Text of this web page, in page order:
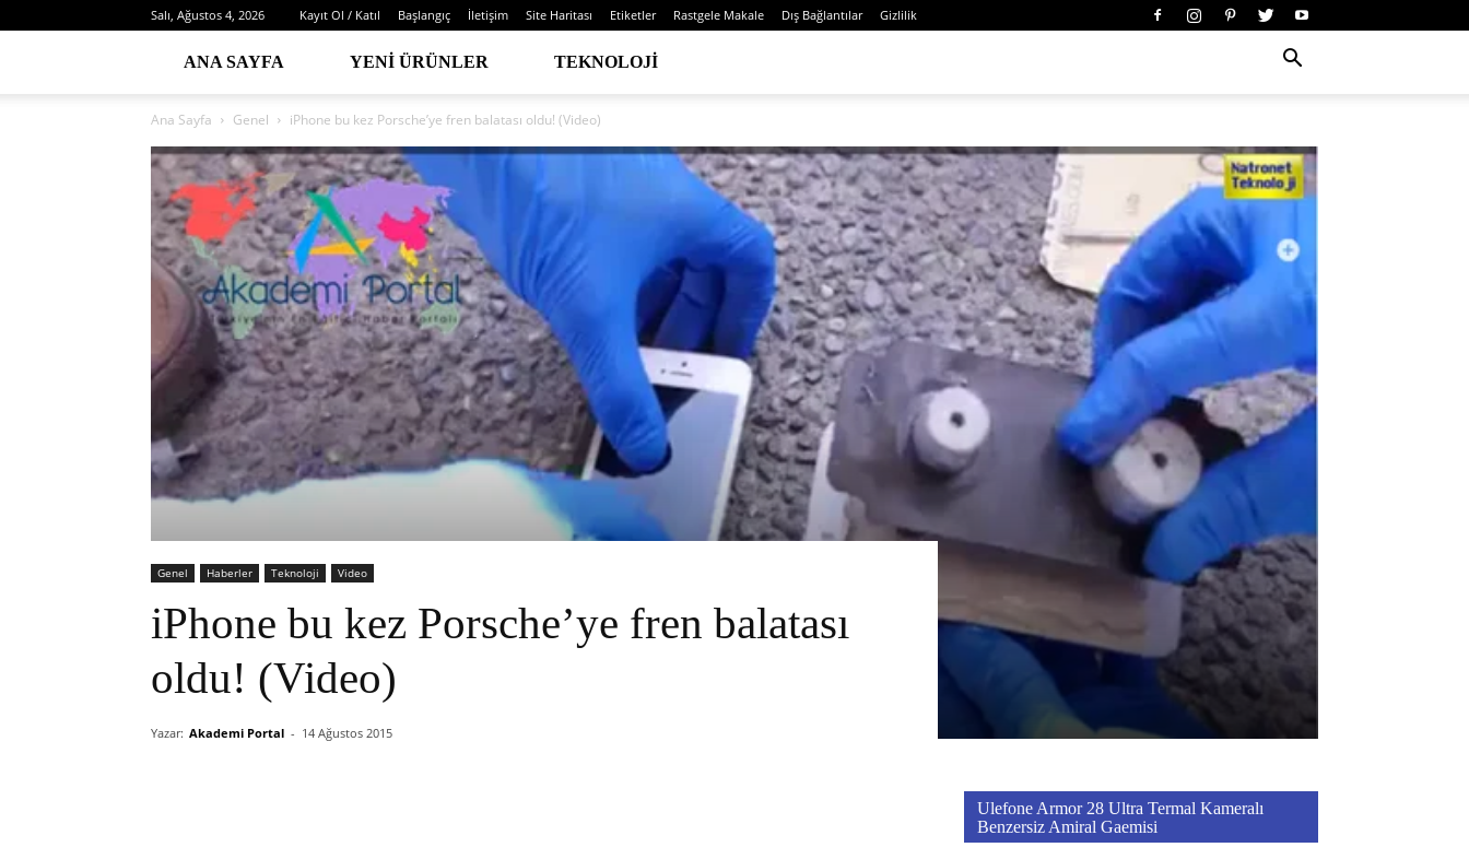
Salı, Ağustos 4, 2026 Kayıt Ol / Katıl Başlangıç İletişim Site Haritası Etiketler Rastgele Makale Dış Bağlantılar Gizlilik
ANA SAYFA YENI ÜRÜNLER TEKNOLOJI
Ana Sayfa Genel iPhone bu kez Porsche’ye fren balatası oldu! (Video)
Genel Haberler Teknoloji Video
iPhone bu kez Porsche’ye fren balatası
oldu! (Video)
Yazar: Akademi Portal - 14 Ağustos 2015
Ulefone Armor 28 Ultra Termal Kameralı
Benzersiz Amiral Gaemisi